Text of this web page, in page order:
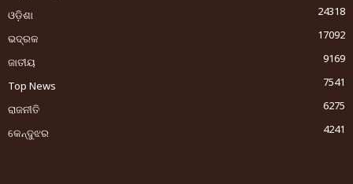
ଓଡ଼ିଶା
24318
ଭଦ୍ରକ
17092
ଜାତୀୟ
9169
Top News
7541
ରାଜନୀତି
6275
କେନ୍ଦୁଝର
4241